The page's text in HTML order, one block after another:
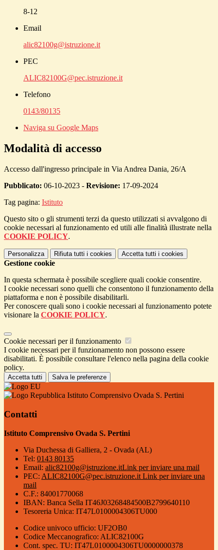
8-12
Email
alic82100g@istruzione.it
PEC
ALIC82100G@pec.istruzione.it
Telefono
0143/80135
Naviga su Google Maps
Modalità di accesso
Accesso dall'ingresso principale in Via Andrea Dania, 26/A
Pubblicato: 06-10-2023 - Revisione: 17-09-2024
Tag pagina: Istituto
Questo sito o gli strumenti terzi da questo utilizzati si avvalgono di
cookie necessari al funzionamento ed utili alle finalità illustrate nella
COOKIE POLICY.
Personalizza Rifiuta tutti i cookies Accetta tutti i cookies
Gestione cookie
In questa schermata è possibile scegliere quali cookie consentire.
I cookie necessari sono quelli che consentono il funzionamento della
piattaforma e non è possibile disabilitarli.
Per conoscere quali sono i cookie necessari al funzionamento potete
visionare la COOKIE POLICY.
Cookie necessari per il funzionamento
I cookie necessari per il funzionamento non possono essere
disabilitati. È possibile consultare l'elenco nella pagina della cookie
policy.
Accetta tutti Salva le preferenze
Istituto Comprensivo Ovada S. Pertini
Contatti
Istituto Comprensivo Ovada S. Pertini
Via Duchessa di Galliera, 2 - Ovada (AL)
Tel: 0143 80135
Email: alic82100g@istruzione.itLink per inviare una mail
PEC: ALIC82100G@pec.istruzione.it Link per inviare una
mail
C.F.: 84001770068
IBAN: Banca Sella IT46J03268484500B2799640110
Tesoreria Unica: IT47L0100004306TU000
Codice univoco ufficio: UF2OB0
Codice Meccanografico: ALIC82100G
Cont. spec. TU: IT47L0100004306TU0000000378